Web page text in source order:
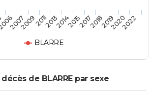
BLARRE
20072009201120132014201520172018201920202022
de BLARRE par sexe